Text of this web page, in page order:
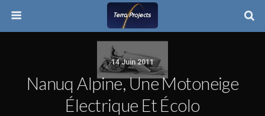
14 Juin 2011
Nanuq Alpine, Une Motoneige
Électrique Et Écolo